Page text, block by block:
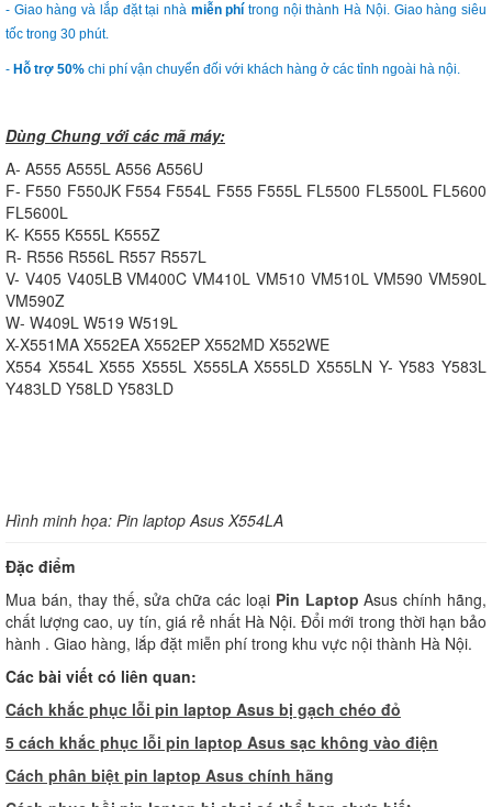
- Giao hàng và lắp đặt tại nhà miễn phí trong nội thành Hà Nội. Giao hàng siêu
tốc trong 30 phút.
- Hỗ trợ 50% chi phí vận chuyển đối với khách hàng ở các tỉnh ngoài hà nội.
Dùng Chung với các mã máy:
A- A555 A555L A556 A556U
F- F550 F550JK F554 F554L F555 F555L FL5500 FL5500L FL5600
FL5600L
K- K555 K555L K555Z
R- R556 R556L R557 R557L
V- V405 V405LB VM400C VM410L VM510 VM510L VM590 VM590L
VM590Z
W- W409L W519 W519L
X-X551MA X552EA X552EP X552MD X552WE
X554 X554L X555 X555L X555LA X555LD X555LN Y- Y583 Y583L
Y483LD Y58LD Y583LD
Hình minh họa: Pin laptop Asus X554LA
Đặc điểm
Mua bán, thay thế, sửa chữa các loại Pin Laptop Asus chính hãng,
chất lượng cao, uy tín, giá rẻ nhất Hà Nội. Đổi mới trong thời hạn bảo
hành . Giao hàng, lắp đặt miễn phí trong khu vực nội thành Hà Nội.
Các bài viết có liên quan:
Cách khắc phục lỗi pin laptop Asus bị gạch chéo đỏ
5 cách khắc phục lỗi pin laptop Asus sạc không vào điện
Cách phân biệt pin laptop Asus chính hãng